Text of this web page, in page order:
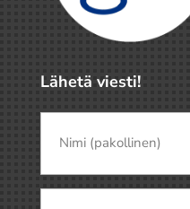
Lähetä viesti!
(pakollinen)
(Pakollinen)
Nimi